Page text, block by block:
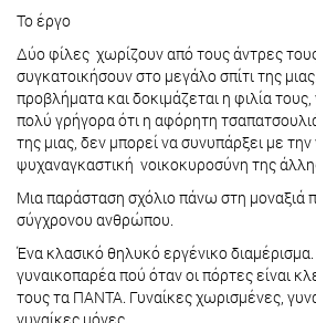
Το έργο
Δύο φίλες χωρίζουν από τους άντρες
συγκατοικήσουν στο μεγάλο σπίτι της
προβλήματα και δοκιμάζεται η φιλία τους,
πολύ γρήγορα ότι η αφόρητη
της μιας, δεν μπορεί να συνυπάρξει με
ψυχαναγκαστική νοικοκυροσύνη της
Μια παράσταση σχόλιο πάνω στη
σύγχρονου ανθρώπου.
Ένα κλασικό θηλυκό εργένικο
γυναικοπαρέα πού όταν οι πόρτες είναι
τους τα ΠΑΝΤΑ. Γυναίκες χωρισμένες,